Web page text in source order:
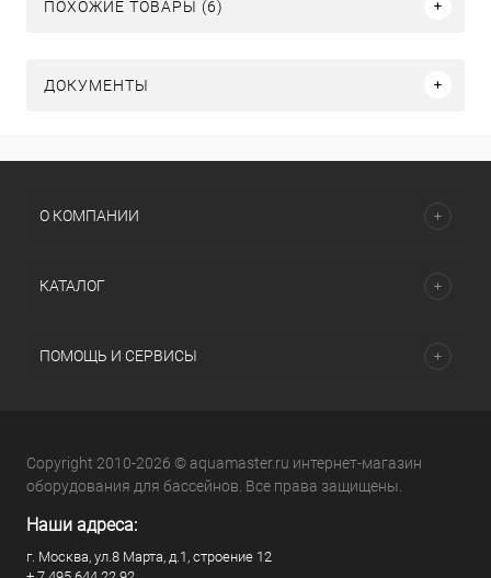
ПОХОЖИЕ ТОВАРЫ (6)
ДОКУМЕНТЫ
О КОМПАНИИ
КАТАЛОГ
ПОМОЩЬ И СЕРВИСЫ
Copyright 2010-2026 © aquamaster.ru интернет-магазин
оборудования для бассейнов. Все права защищены.
Наши адреса:
г. Москва, ул.8 Марта, д.1, строение 12